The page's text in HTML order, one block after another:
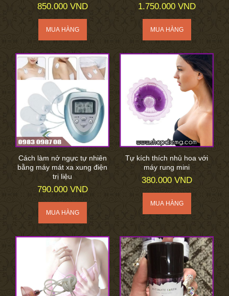
850.000 VND 1.750.000 VND
Cách làm nở ngực tự nhiên
bằng máy mát xa xung điện
trị liệu
790.000 VND
Tự kích thích nhủ hoa với
máy rung mini
380.000 VND